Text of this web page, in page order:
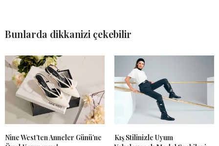
Bunlarda dikkanizi çekebilir
Nine West’ten Anneler Günü’ne
Kış Stilinizle Uyum